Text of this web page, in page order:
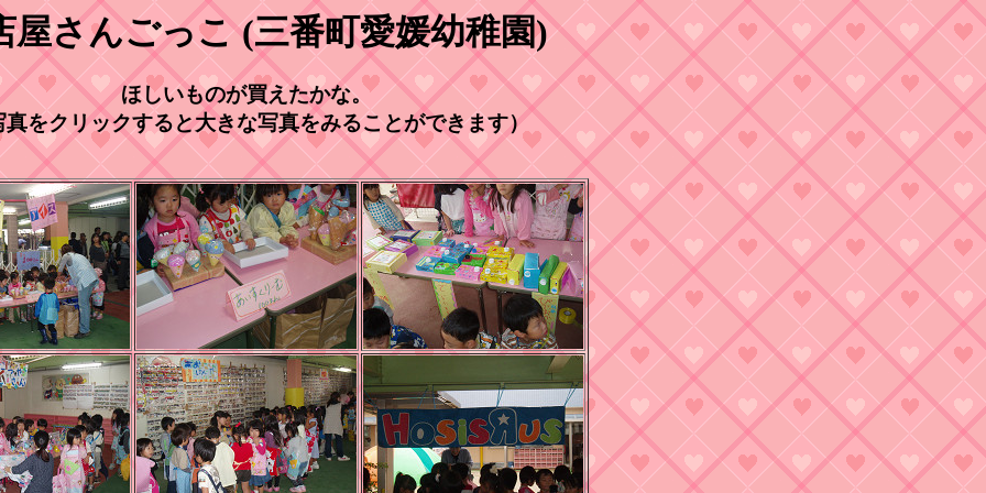
屋さんごっこ (三番町愛媛幼稚園)
ほしいものが買えたかな。
真をクリックすると大きな写真をみることができます）